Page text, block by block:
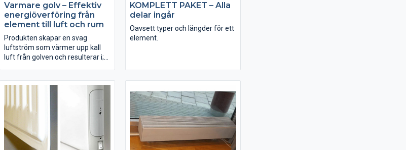
Varmare golv – Effektiv
energiöverföring från
element till luft och rum
Produkten skapar en svag
luftström som värmer upp kall
luft från golven och resulterar i;
effekt.
Tex; Får ner och fördelar värmen
som ”fastnar” vid taket
Trapphus, etage-lägenhet, villa
med källare, Kyrkor,
industrilokaler, sporthallar, skolar,
KOMPLETT PAKET – Alla
delar ingår
Oavsett typer och längder för ett
element.